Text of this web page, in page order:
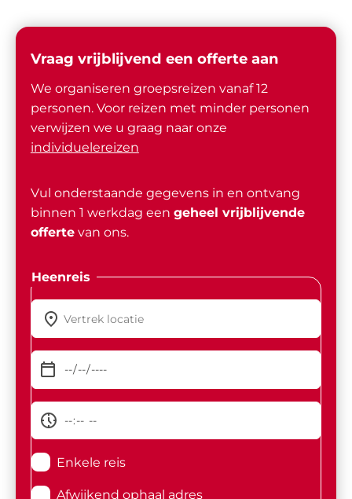
Vraag vrijblijvend een offerte aan
We organiseren groepsreizen vanaf 12
personen. Voor reizen met minder personen
verwijzen we u graag naar onze
individuelereizen
Vul onderstaande gegevens in en ontvang
binnen 1 werkdag een geheel vrijblijvende
offertevan ons.
Heenreis
Enkele reis
Afwijkend ophaal adres